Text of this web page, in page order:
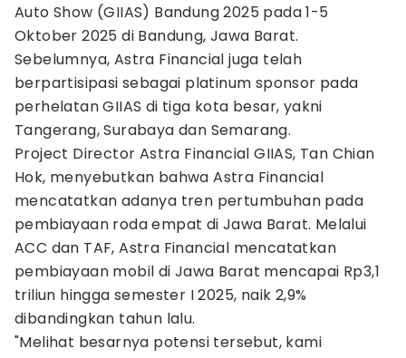
Auto Show (GIIAS) Bandung 2025 pada 1-5
Oktober 2025 di Bandung, Jawa Barat.
Sebelumnya, Astra Financial juga telah
berpartisipasi sebagai platinum sponsor pada
perhelatan GIIAS di tiga kota besar, yakni
Tangerang, Surabaya dan Semarang.
Project Director Astra Financial GIIAS, Tan Chian
Hok, menyebutkan bahwa Astra Financial
mencatatkan adanya tren pertumbuhan pada
pembiayaan roda empat di Jawa Barat. Melalui
ACC dan TAF, Astra Financial mencatatkan
pembiayaan mobil di Jawa Barat mencapai Rp3,1
triliun hingga semester I 2025, naik 2,9%
dibandingkan tahun lalu.
"Melihat besarnya potensi tersebut, kami